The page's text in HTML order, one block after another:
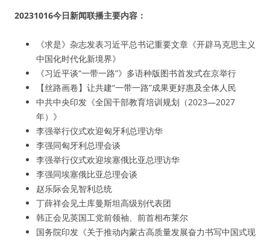
20231016今日新闻联播主要内容：
《求是》杂志发表习近平总书记重要文章《开辟马克思主义
中国化时代化新境界》
《习近平谈“一带一路”》多语种版图书首发式在京举行
【丝路画卷】让共建“一带一路”成果更好惠及全体人民
中共中央印发《全国干部教育培训规划（2023—2027
年）》
李强举行仪式欢迎匈牙利总理访华
李强同匈牙利总理会谈
李强举行仪式欢迎埃塞俄比亚总理访华
李强同埃塞俄比亚总理会谈
赵乐际会见智利总统
丁薛祥会见土库曼斯坦高级别代表团
韩正会见英国工党前领袖、前首相布莱尔
国务院印发《关于推动内蒙古高质量发展奋力书写中国式现